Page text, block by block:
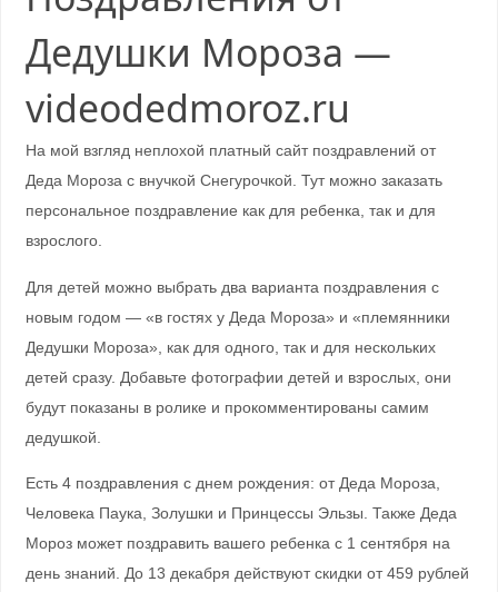
Дедушки Мороза —
videodedmoroz.ru
На мой взгляд неплохой платный сайт поздравлений от
Деда Мороза с внучкой Снегурочкой. Тут можно заказать
персональное поздравление как для ребенка, так и для
взрослого.
Для детей можно выбрать два варианта поздравления с
новым годом — «в гостях у Деда Мороза» и «племянники
Дедушки Мороза», как для одного, так и для нескольких
детей сразу. Добавьте фотографии детей и взрослых, они
будут показаны в ролике и прокомментированы самим
дедушкой.
Есть 4 поздравления с днем рождения: от Деда Мороза,
Человека Паука, Золушки и Принцессы Эльзы. Также Деда
Мороз может поздравить вашего ребенка с 1 сентября на
день знаний. До 13 декабря действуют скидки от 459 рублей